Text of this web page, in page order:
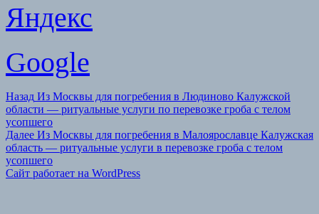
Яндекс
Google
Навигация
по
записям
Назад Предыдущая
запись:
Из Москвы для погребения в Людиново Калужской
области — ритуальные услуги по перевозке гроба с телом
усопшего
Далее Следующая
запись:
Из Москвы для погребения в Малоярославце Калужская
область — ритуальные услуги в перевозке гроба с телом
усопшего
Сайт работает на WordPress